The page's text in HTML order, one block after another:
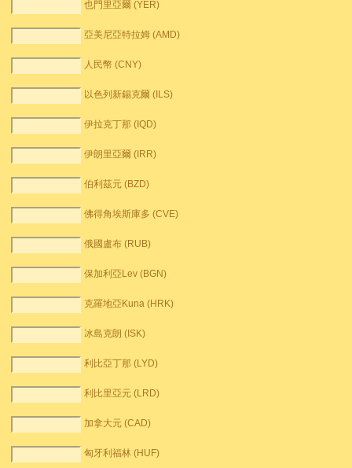
也門里亞爾 (YER)
亞美尼亞特拉姆 (AMD)
人民幣 (CNY)
以色列新錫克爾 (ILS)
伊拉克丁那 (IQD)
伊朗里亞爾 (IRR)
伯利茲元 (BZD)
佛得角埃斯庫多 (CVE)
俄國盧布 (RUB)
保加利亞Lev (BGN)
克羅地亞Kuna (HRK)
冰島克朗 (ISK)
利比亞丁那 (LYD)
利比里亞元 (LRD)
加拿大元 (CAD)
匈牙利福林 (HUF)